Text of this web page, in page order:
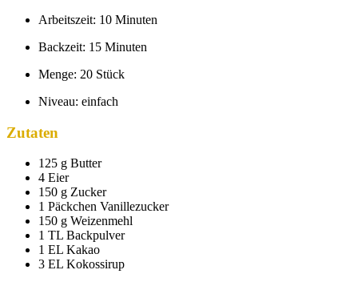
Arbeitszeit: 10 Minuten
Backzeit: 15 Minuten
Menge: 20 Stück
Niveau: einfach
Zutaten
125 g Butter
4 Eier
150 g Zucker
1 Päckchen Vanillezucker
150 g Weizenmehl
1 TL Backpulver
1 EL Kakao
3 EL Kokossirup